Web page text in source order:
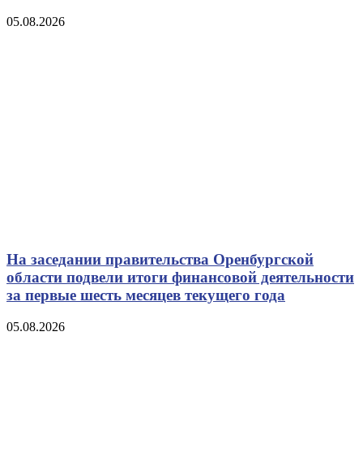
05.08.2026
На заседании правительства Оренбургской
области подвели итоги финансовой деятельности
за первые шесть месяцев текущего года
05.08.2026